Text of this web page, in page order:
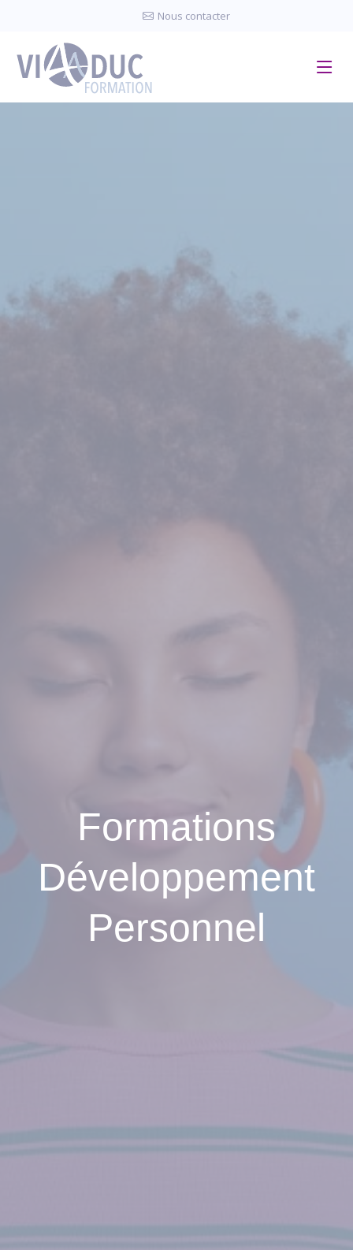
Nous contacter
Formations
Développement
Personnel
Panneau de gestion des cookies